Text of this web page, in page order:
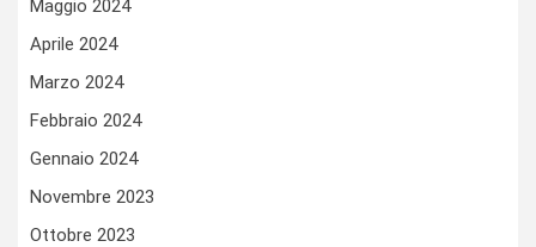
Maggio 2024
Aprile 2024
Marzo 2024
Febbraio 2024
Gennaio 2024
Novembre 2023
Ottobre 2023